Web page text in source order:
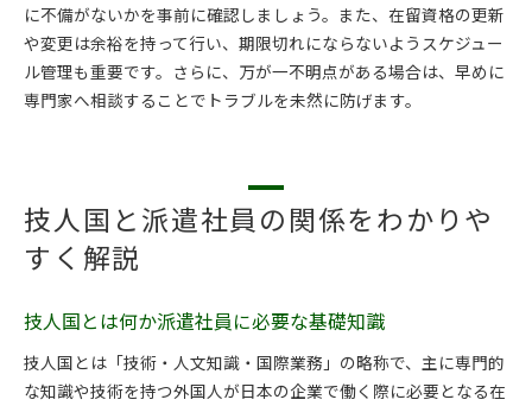
に不備がないかを事前に確認しましょう。また、在留資格の更新
や変更は余裕を持って行い、期限切れにならないようスケジュー
ル管理も重要です。さらに、万が一不明点がある場合は、早めに
専門家へ相談することでトラブルを未然に防げます。
技人国と派遣社員の関係をわかりや
すく解説
技人国とは何か派遣社員に必要な基礎知識
技人国とは「技術・人文知識・国際業務」の略称で、主に専門的
な知識や技術を持つ外国人が日本の企業で働く際に必要となる在